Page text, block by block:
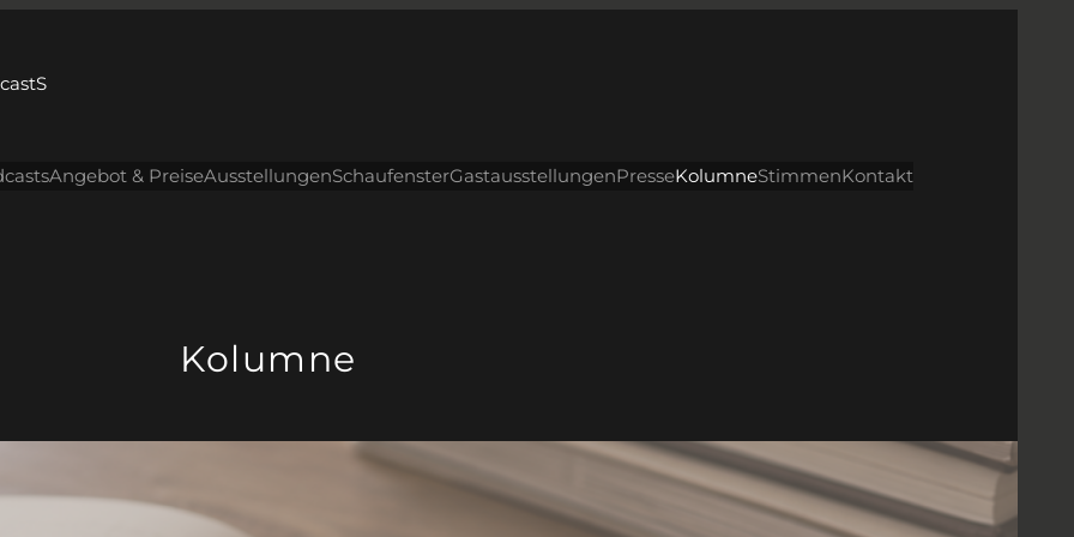
Angebot & PreiseAusstellungenSchaufensterGastausstellungenPresseKolumneStimmenKontakt
Kolumne